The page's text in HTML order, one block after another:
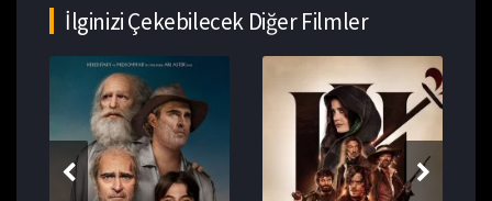
İlginizi Çekebilecek Diğer Filmler